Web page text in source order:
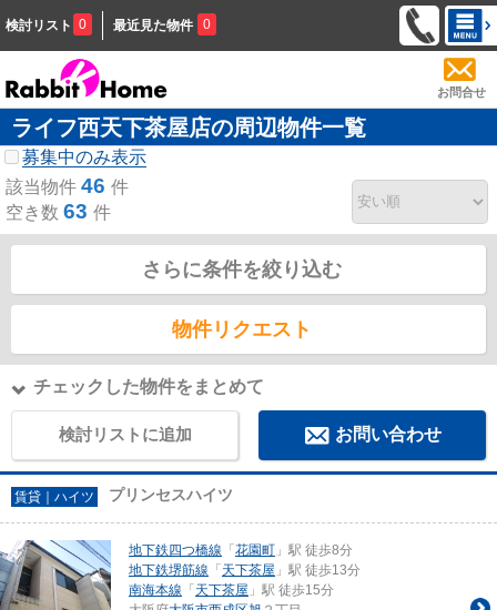
検討リスト 0 最近見た物件 0
お問合せ
ライフ西天下茶屋店の周辺物件一覧
募集中のみ表示
該当物件 46 件
空き数 63 件
さらに条件を絞り込む
物件リクエスト
チェックした物件をまとめて
検討リストに追加 お問い合わせ
賃貸｜ハイツ プリンセスハイツ
地下鉄四つ橋線 「 花園町 」駅 徒歩8分
地下鉄堺筋線 「 天下茶屋 」駅 徒歩13分
南海本線 「 天下茶屋 」駅 徒歩15分